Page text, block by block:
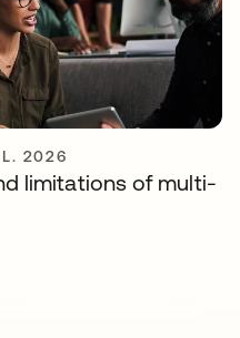
2026
limitations of multi-